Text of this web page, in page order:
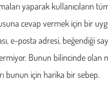
yaparak kullanıcıların
cevap vermek için bir
e-posta adresi, beğendiği
Bunun bilincinde
bunun için harika bir sebep.